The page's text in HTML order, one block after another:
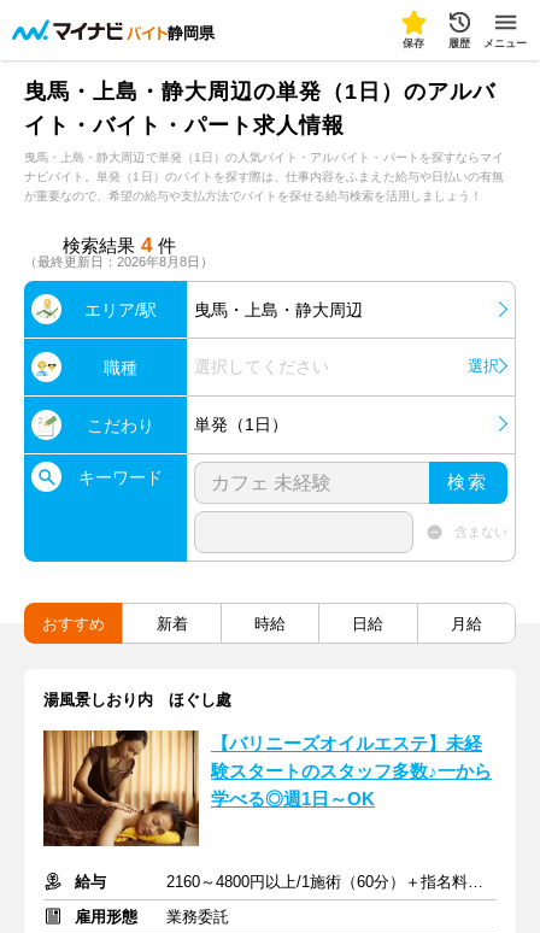
静岡県
保存 履歴 メニュー
曳馬・上島・静大周辺の単発（1日）のアルバ
イト・バイト・パート求人情報
曳馬・上島・静大周辺で単発（1日）の人気バイト・アルバイト・パートを探すならマイ
ナビバイト。単発（1日）のバイトを探す際は、仕事内容をふまえた給与や日払いの有無
が重要なので、希望の給与や支払方法でバイトを探せる給与検索を活用しましょう！
検索結果 4 件
（最終更新日：2026年8月8日）
エリア/駅 曳馬・上島・静大周辺
職種 選択してください 選択
こだわり 単発（1日）
キーワード 検索
含まない
おすすめ 新着 時給 日給 月給
湯風景しおり内 ほぐし處
【バリニーズオイルエステ】未経
験スタートのスタッフ多数♪一から
学べる◎週1日～OK
給与
2160～4800円以上/1施術（60分）＋指名料・インセン
雇用形態
業務委託